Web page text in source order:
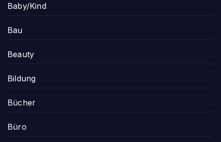
Baby/Kind
Bau
Beauty
Bildung
Bücher
Büro